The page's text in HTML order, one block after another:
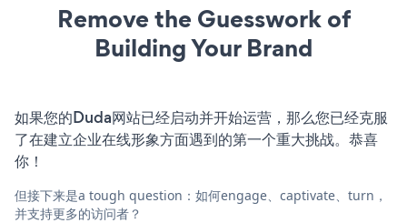
Remove the Guesswork of
Building Your Brand
如果您的Duda网站已经启动并开始运营，那么您已经克服
了在建立企业在线形象方面遇到的第一个重大挑战。恭喜
你！
但接下来是a tough question：如何engage、captivate、turn，
并支持更多的访问者？